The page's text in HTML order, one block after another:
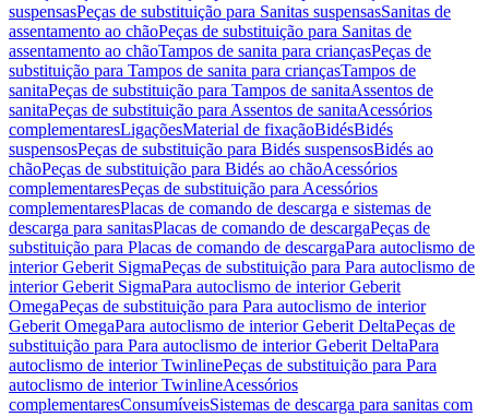
suspensasPeças de substituição para Sanitas suspensasSanitas de
assentamento ao chãoPeças de substituição para Sanitas de
assentamento ao chãoTampos de sanita para criançasPeças de
substituição para Tampos de sanita para criançasTampos de
sanitaPeças de substituição para Tampos de sanitaAssentos de
sanitaPeças de substituição para Assentos de sanitaAcessórios
complementaresLigaçõesMaterial de fixaçãoBidésBidés
suspensosPeças de substituição para Bidés suspensosBidés ao
chãoPeças de substituição para Bidés ao chãoAcessórios
complementaresPeças de substituição para Acessórios
complementaresPlacas de comando de descarga e sistemas de
descarga para sanitasPlacas de comando de descargaPeças de
substituição para Placas de comando de descargaPara autoclismo de
interior Geberit SigmaPeças de substituição para Para autoclismo de
interior Geberit SigmaPara autoclismo de interior Geberit
OmegaPeças de substituição para Para autoclismo de interior
Geberit OmegaPara autoclismo de interior Geberit DeltaPeças de
substituição para Para autoclismo de interior Geberit DeltaPara
autoclismo de interior TwinlinePeças de substituição para Para
autoclismo de interior TwinlineAcessórios
complementaresConsumíveisSistemas de descarga para sanitas com